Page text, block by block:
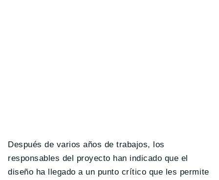
Después de varios años de trabajos, los
responsables del proyecto han indicado que el
diseño ha llegado a un punto crítico que les permite